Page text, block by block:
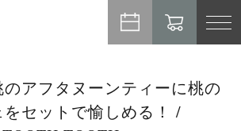
アフタヌーンティーに桃の
をセットで愉しめる！ /